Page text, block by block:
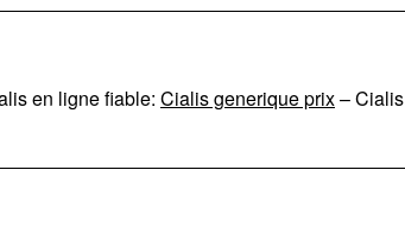
en ligne fiable: Cialis generique prix–